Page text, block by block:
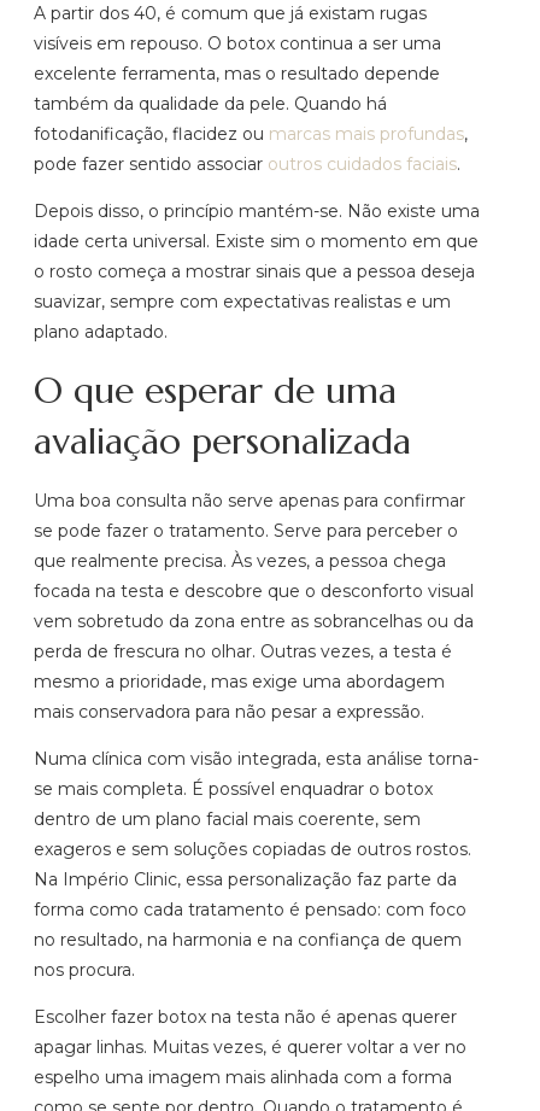
A partir dos 40, é comum que já existam rugas
visíveis em repouso. O botox continua a ser uma
excelente ferramenta, mas o resultado depende
também da qualidade da pele. Quando há
fotodanificação, flacidez ou marcas mais profundas,
pode fazer sentido associar outros cuidados faciais.
Depois disso, o princípio mantém-se. Não existe uma
idade certa universal. Existe sim o momento em que
o rosto começa a mostrar sinais que a pessoa deseja
suavizar, sempre com expectativas realistas e um
plano adaptado.
O que esperar de uma
avaliação personalizada
Uma boa consulta não serve apenas para confirmar
se pode fazer o tratamento. Serve para perceber o
que realmente precisa. Às vezes, a pessoa chega
focada na testa e descobre que o desconforto visual
vem sobretudo da zona entre as sobrancelhas ou da
perda de frescura no olhar. Outras vezes, a testa é
mesmo a prioridade, mas exige uma abordagem
mais conservadora para não pesar a expressão.
Numa clínica com visão integrada, esta análise torna-
se mais completa. É possível enquadrar o botox
dentro de um plano facial mais coerente, sem
exageros e sem soluções copiadas de outros rostos.
Na Império Clinic, essa personalização faz parte da
forma como cada tratamento é pensado: com foco
no resultado, na harmonia e na confiança de quem
nos procura.
Escolher fazer botox na testa não é apenas querer
apagar linhas. Muitas vezes, é querer voltar a ver no
espelho uma imagem mais alinhada com a forma